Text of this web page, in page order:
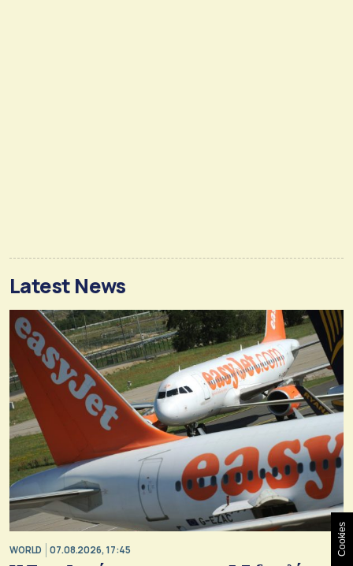
Latest News
WORLD 07.08.2026, 17:45 Cookies